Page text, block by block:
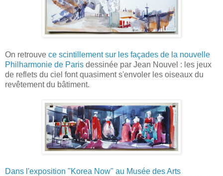
On retrouve ce scintillement sur les façades de la nouvelle
Philharmonie de Paris dessinée par Jean Nouvel : les jeux
de reflets du ciel font quasiment s'envoler les oiseaux du
revêtement du bâtiment.
Dans l'exposition "Korea Now" au Musée des Arts